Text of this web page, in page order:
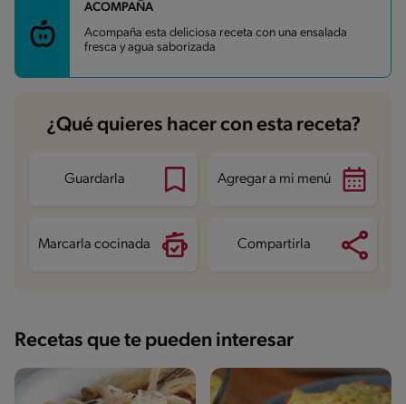
Carbohidratos
Energía 311.6 kcal
Grasas 6.4 g
5.6 g
Azúcares
ACOMPAÑA
Acompaña esta deliciosa receta con una ensalada
fresca y agua saborizada
¿Qué quieres hacer con esta receta?
Guardarla Agregar a mi menú
Marcarla cocinada Compartirla
Recetas que te pueden interesar